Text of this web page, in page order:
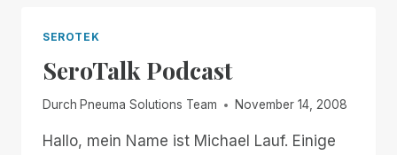
SEROTEK
SeroTalk Podcast
Durch Pneuma Solutions Team November 14, 2008
Hallo, mein Name ist Michael Lauf. Einige